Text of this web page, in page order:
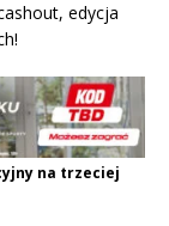
edycja
na trzeciej